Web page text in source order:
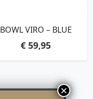
BOWL VIRO – BLUE
€ 59,95